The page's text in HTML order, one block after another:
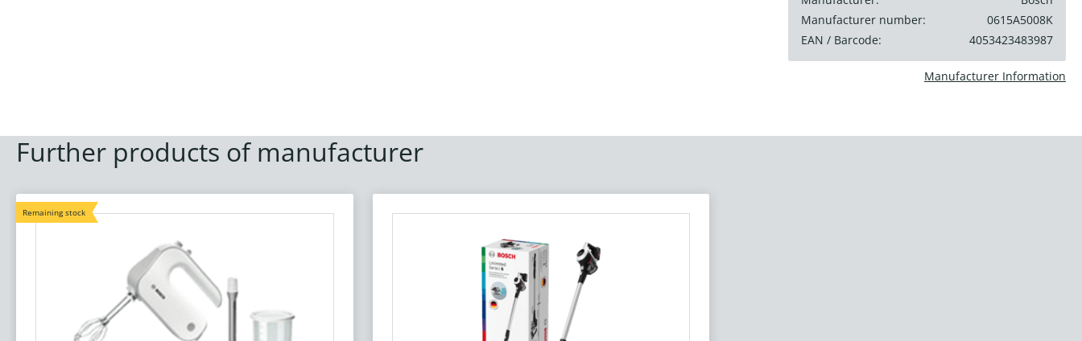
Manufacturer number:
0615A5008K
EAN / Barcode:
4053423483987
Manufacturer Information
Further products of manufacturer
Remaining stock